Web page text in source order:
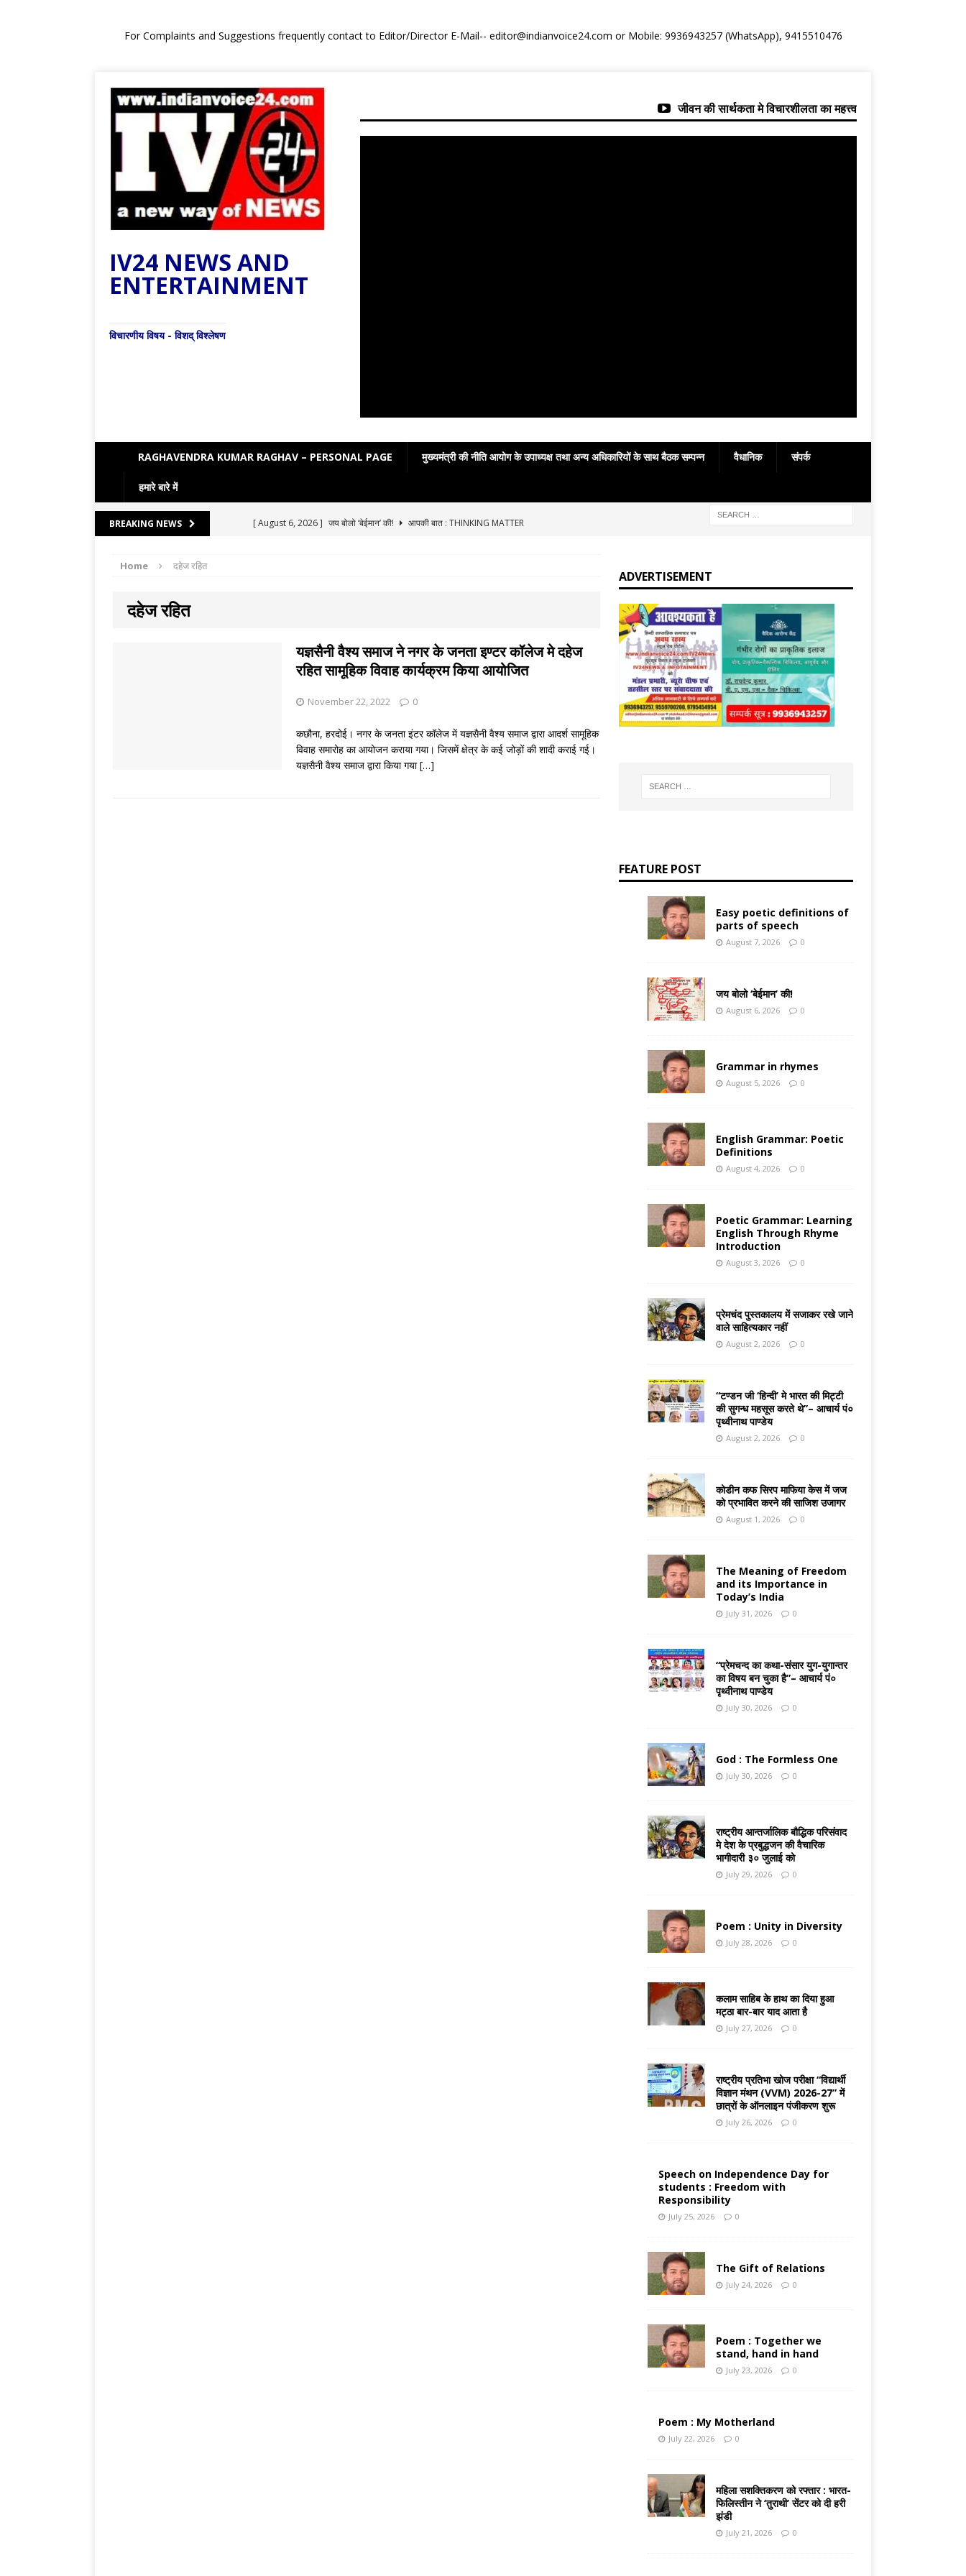
For Complaints and Suggestions frequently contact to Editor/Director E-Mail-- editor@indianvoice24.com or Mobile: 9936943257 (WhatsApp), 9415510476
IV24 NEWS AND
ENTERTAINMENT
विचारणीय विषय - विशद् विश्लेषण
जीवन की सार्थकता मे विचारशीलता का महत्त्व
RAGHAVENDRA KUMAR RAGHAV – PERSONAL PAGE मुख्यमंत्री की नीति आयोग के उपाध्यक्ष तथा अन्य अधिकारियों के साथ बैठक सम्पन्न वैधानिक संपर्क
हमारे बारे में
BREAKING NEWS [ August 6, 2026 ] जय बोलो ‘बेईमान’ की!
आपकी बात : THINKING MATTER
[ August 7, 2026 ] Easy poetic definitions of parts of speech
ENGLISH
LITERATURE
Home दहेज रहित
दहेज रहित
यज्ञसैनी वैश्य समाज ने नगर के जनता इण्टर कॉलेज मे दहेज
रहित सामूहिक विवाह कार्यक्रम किया आयोजित
November 22, 2022 0
कछौना, हरदोई। नगर के जनता इंटर कॉलेज में यज्ञसैनी वैश्य समाज द्वारा आदर्श सामूहिक
विवाह समारोह का आयोजन कराया गया। जिसमें क्षेत्र के कई जोड़ों की शादी कराई गई।
यज्ञसैनी वैश्य समाज द्वारा किया गया[…]
ADVERTISEMENT
FEATURE POST
Easy poetic definitions of
parts of speech
August 7, 2026 0
जय बोलो ‘बेईमान’ की!
August 6, 2026 0
Grammar in rhymes
August 5, 2026 0
English Grammar: Poetic
Definitions
August 4, 2026 0
Poetic Grammar: Learning
English Through Rhyme
Introduction
August 3, 2026 0
प्रेमचंद पुस्तकालय में सजाकर रखे जाने
वाले साहित्यकार नहीं
August 2, 2026 0
“टण्डन जी ‘हिन्दी’ मे भारत की मिट्टी
की सुगन्ध महसूस करते थे”– आचार्य पं०
पृथ्वीनाथ पाण्डेय
August 2, 2026 0
कोडीन कफ सिरप माफिया केस में जज
को प्रभावित करने की साजिश उजागर
August 1, 2026 0
The Meaning of Freedom
and its Importance in
Today’s India
July 31, 2026 0
“प्रेमचन्द का कथा-संसार युग-युगान्तर
का विषय बन चुका है”– आचार्य पं०
पृथ्वीनाथ पाण्डेय
July 30, 2026 0
God : The Formless One
July 30, 2026 0
राष्ट्रीय आन्तर्जालिक बौद्धिक परिसंवाद
मे देश के प्रबुद्धजन की वैचारिक
भागीदारी ३० जुलाई को
July 29, 2026 0
Poem : Unity in Diversity
July 28, 2026 0
कलाम साहिब के हाथ का दिया हुआ
मट्ठा बार-बार याद आता है
July 27, 2026 0
राष्ट्रीय प्रतिभा खोज परीक्षा “विद्यार्थी
विज्ञान मंथन (VVM) 2026-27” में
छात्रों के ऑनलाइन पंजीकरण शुरू
July 26, 2026 0
Speech on Independence Day for
students : Freedom with
Responsibility
July 25, 2026 0
The Gift of Relations
July 24, 2026 0
Poem : Together we
stand, hand in hand
July 23, 2026 0
Poem : My Motherland
July 22, 2026 0
महिला सशक्तिकरण को रफ्तार : भारत-
फिलिस्तीन ने ‘तुराथी’ सेंटर को दी हरी
झंडी
July 21, 2026 0